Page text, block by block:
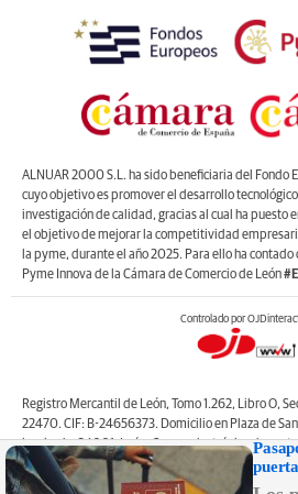
ALNUAR 2000 S.L. ha sido beneficiaria del Fondo
cuyo objetivo es promover el desarrollo
investigación de calidad, gracias al cual ha puesto
el objetivo de mejorar la competitividad
la pyme, durante el año 2025. Para ello ha
Pyme Innova de la Cámara de Comercio de León
Controlado por
Registro Mercantil de León, Tomo 1.262, Libro O,
22470. CIF: B-24656373. Domicilio en Plaza de
izquierda, 24001, León. Correo electrónico de
Copyright © ALNUAR 2000 S.L. (LA NUEVA
empresa, de empresas del grupo o de terceros.